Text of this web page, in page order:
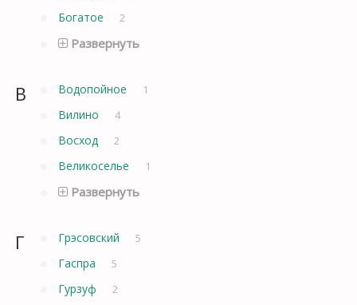
Богатое 2
Развернуть
В Водопойное 1
Вилино 4
Восход 2
Великоселье 1
Развернуть
Г Грэсовский 5
Гаспра 5
Гурзуф 2